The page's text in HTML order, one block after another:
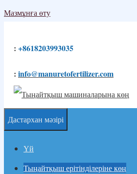
Мазмұнға өту
: +8618203993035
: info@manuretofertilizer.com
Дастархан мәзірі
Үй
Тыңайтқыш ерітінділеріне көң